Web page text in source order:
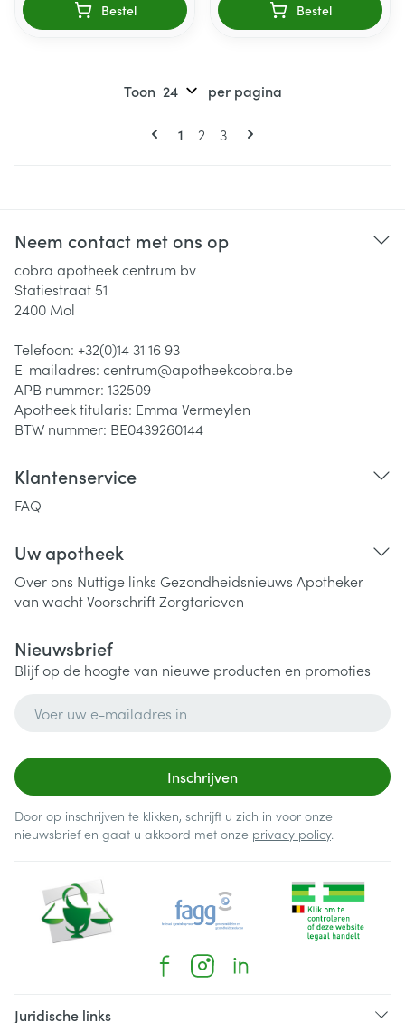
Bestel Bestel
Pagina's
U lees momenteel pagina
1 Pagina
2 Pagina
3
Toon per pagina
Neem contact met ons op
cobra apotheek centrum bv
Statiestraat 51
2400 Mol
Telefoon: +32(0)14 31 16 93
E-mailadres: centrum@apotheekcobra.be
APB nummer: 132509
Apotheek titularis: Emma Vermeylen
BTW nummer: BE0439260144
Klantenservice
FAQ
Uw apotheek
Over ons Nuttige links Gezondheidsnieuws Apotheker
van wachtVoorschriftZorgtarieven
Nieuwsbrief
Blijf op de hoogte van nieuwe producten en promoties
Inschrijven
Door op inschrijven te klikken, schrijft u zich in voor onze
nieuwsbrief en gaat u akkoord met onze privacy policy.
Juridische links